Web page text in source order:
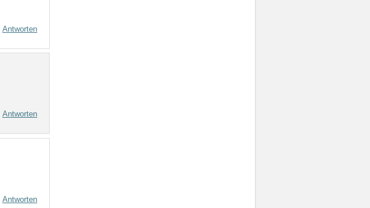
Antworten
Antworten
Antworten